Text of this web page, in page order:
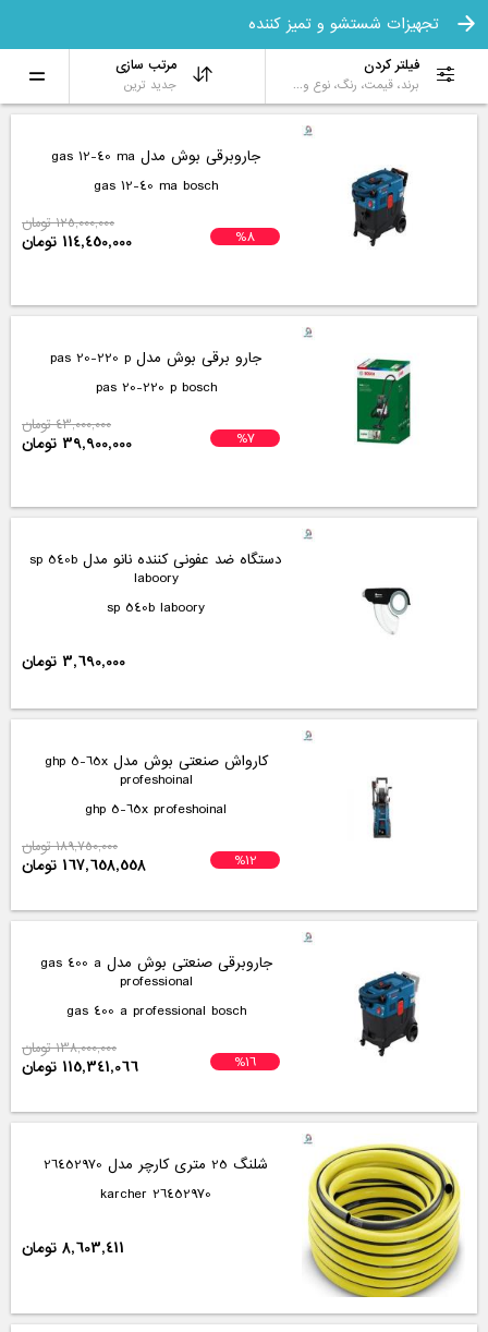
تجهیزات شستشو و تمیز کننده
فیلتر کردن
برند، قیمت، رنگ، نوع و...
مرتب سازی
جدید ترین
جاروبرقی بوش مدل gas 12-40 ma
gas 12-40 ma bosch
%8
125,000,000 تومان
114,450,000 تومان
جارو برقی بوش مدل pas 20-220 p
pas 20-220 p bosch
%7
43,000,000 تومان
39,900,000 تومان
دستگاه ضد عفونی کننده نانو مدل sp 540b
laboory
sp 540b laboory
3,690,000 تومان
کارواش صنعتی بوش مدل ghp 5-65x
profeshoinal
ghp 5-65x profeshoinal
%12
189,750,000 تومان
167,658,558 تومان
جاروبرقی صنعتی بوش مدل gas 400 a
professional
gas 400 a professional bosch
%16
138,000,000 تومان
115,341,066 تومان
شلنگ 25 متری کارچر مدل 26452970
26452970 karcher
8,603,411 تومان